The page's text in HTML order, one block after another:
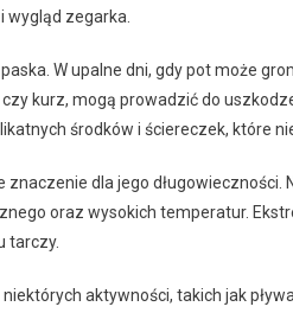
wygląd zegarka.
W upalne dni, gdy pot może
kurz, mogą prowadzić do
środków i ściereczek, które
dla jego długowieczności.
oraz wysokich temperatur.
tarczy.
aktywności, takich jak